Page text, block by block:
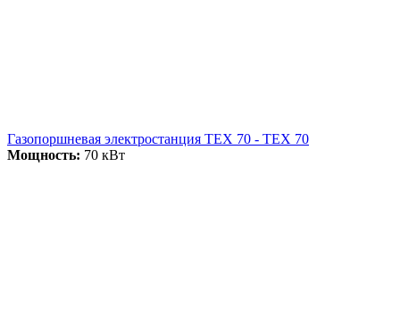
Газопоршневая электростанция ТЕХ 70 - ТЕХ 70
Мощность: 70 кВт